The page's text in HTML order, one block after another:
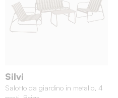
Silvi
Salotto da giardino in metallo, 4